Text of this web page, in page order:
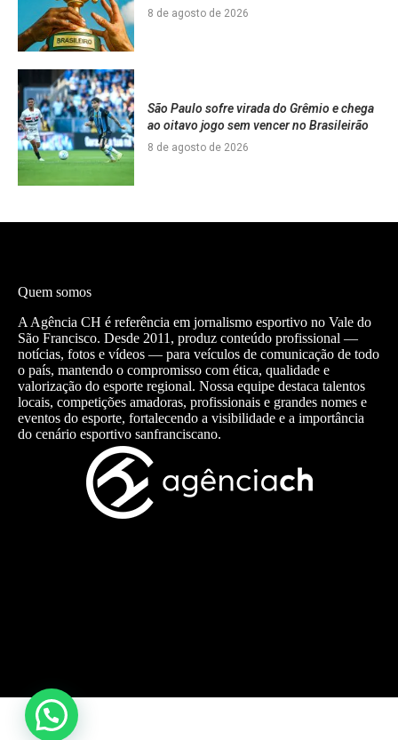
8 de agosto de 2026
São Paulo sofre virada do Grêmio e chega
ao oitavo jogo sem vencer no Brasileirão
8 de agosto de 2026
Quem somos
A Agência CH é referência em jornalismo esportivo no Vale do
São Francisco. Desde 2011, produz conteúdo profissional —
notícias, fotos e vídeos — para veículos de comunicação de todo
o país, mantendo o compromisso com ética, qualidade e
valorização do esporte regional. Nossa equipe destaca talentos
locais, competições amadoras, profissionais e grandes nomes e
eventos do esporte, fortalecendo a visibilidade e a importância
do cenário esportivo sanfranciscano.